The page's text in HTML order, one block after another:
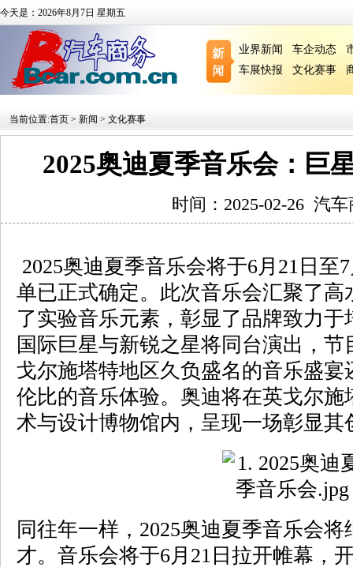
今天是：2026年8月7日 星期五
业界新闻 车企动态
车展快报
文化赛事
当前位置:首页 > 新闻 > 文化赛事
2025奥迪夏季音乐会：巨
时间：2025-02-26 汽车
2025奥迪夏季音乐会将于6月21日至
单已正式确定。此次音乐会汇聚了
了实验音乐元素，彰显了品牌致力
国际巨星与新锐之星将同台演出，
戈尔施塔特地区久负盛名的音乐盛
伦比的音乐体验。奥迪将在英戈尔
术与设计博物馆内，呈现一场彰显
同往年一样，2025奥迪夏季音乐会
才。音乐会将于6月21日拉开帷幕，